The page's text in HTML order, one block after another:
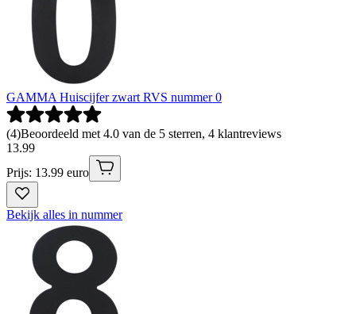
GAMMA Huiscijfer zwart RVS nummer 0
(4)Beoordeeld met 4.0 van de 5 sterren, 4 klantreviews
13.99
Prijs: 13.99 euro
Bekijk alles in nummer